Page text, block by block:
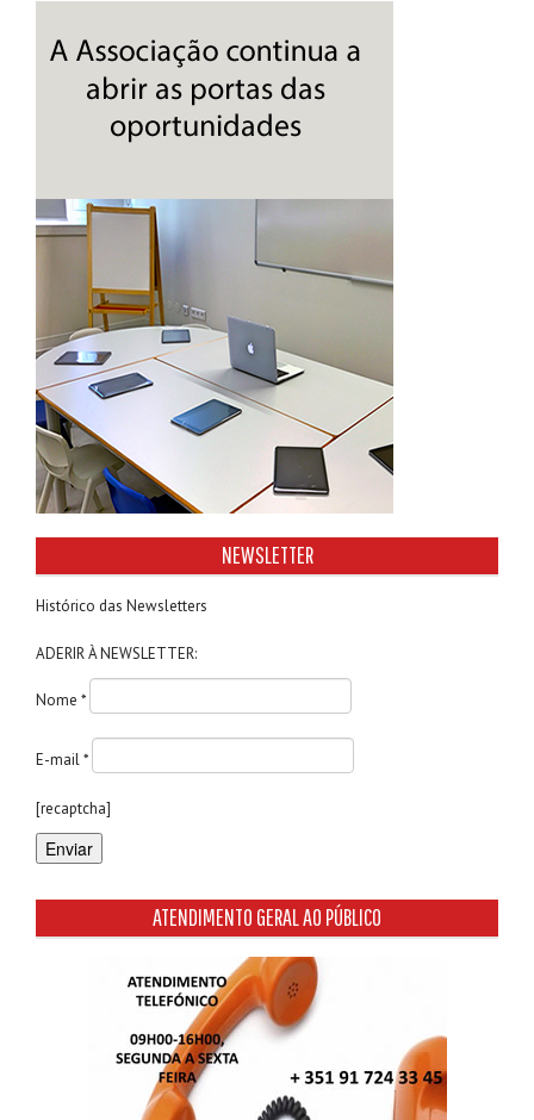
NEWSLETTER
Histórico das Newsletters
ADERIR À NEWSLETTER:
Nome *
E-mail *
[recaptcha]
ATENDIMENTO GERAL AO PÚBLICO